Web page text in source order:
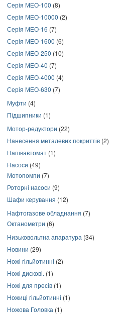
Серія МЕО-100 (8)
Серія МЕО-10000 (2)
Серія МЕО-16 (7)
Серія МЕО-1600 (6)
Серія МЕО-250 (10)
Серія МЕО-40 (7)
Серія МЕО-4000 (4)
Серія МЕО-630 (7)
Муфти (4)
Підшипники (1)
Мотор-редуктори (22)
Нанесення металевих покриттів (2)
Напівавтомат (1)
Насоси (49)
Мотопомпи (7)
Роторні насоси (9)
Шафи керування (12)
Нафтогазове обладнання (7)
Октанометри (6)
Низьковольтна апаратура (34)
Новини (29)
Ножі гільйотинні (2)
Ножі дискові. (1)
Ножі для пресів (1)
Ножиці гільйотинні (1)
Ножова Головка (1)